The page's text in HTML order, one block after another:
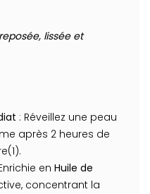
lissée et
: Réveillez une peau
après 2 heures de
en Huile de
concentrant la